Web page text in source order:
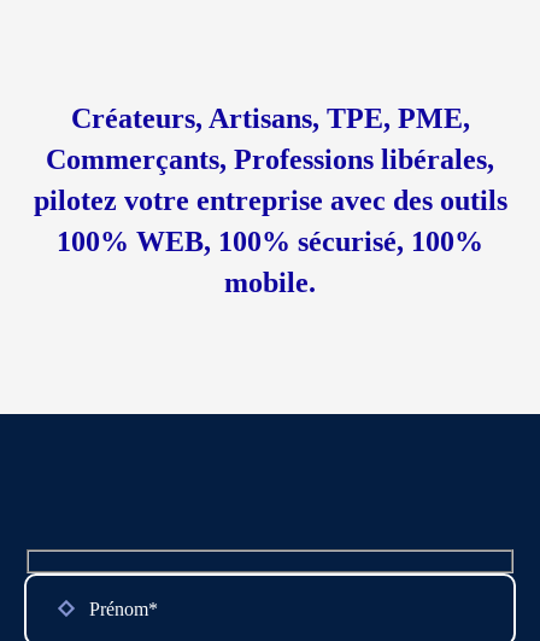
Créateurs, Artisans, TPE, PME,
Commerçants, Professions libérales,
pilotez votre entreprise avec des outils
100% WEB, 100% sécurisé, 100%
mobile.